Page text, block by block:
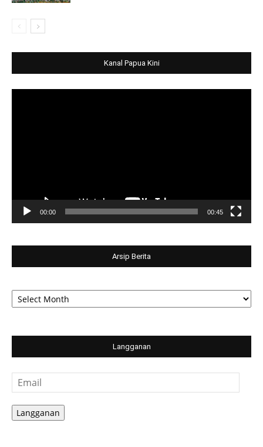
Kanal Papua Kini
00:00 00:45
Arsip Berita
Arsip
Berita
Langganan
Email
Langganan